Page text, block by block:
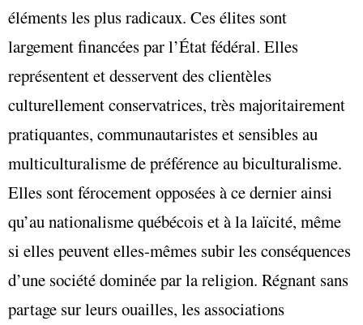
éléments les plus radicaux. Ces élites sont
largement financées par l’État fédéral. Elles
représentent et desservent des clientèles
culturellement conservatrices, très majoritairement
pratiquantes, communautaristes et sensibles au
multiculturalisme de préférence au biculturalisme.
Elles sont férocement opposées à ce dernier ainsi
qu’au nationalisme québécois et à la laïcité, même
si elles peuvent elles-mêmes subir les conséquences
d’une société dominée par la religion. Régnant sans
partage sur leurs ouailles, les associations